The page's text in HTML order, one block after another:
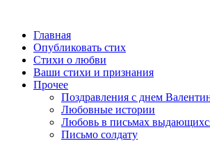
Главная
Опубликовать стих
Стихи о любви
Ваши стихи и признания
Прочее
Поздравления с днем
Любовные истории
Любовь в письмах
Письмо солдату